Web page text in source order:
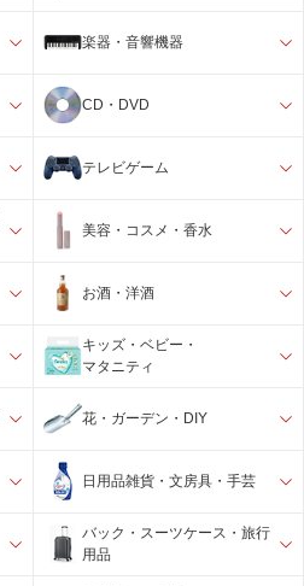
楽器・音響機器
CD・DVD
テレビゲーム
美容・コスメ・香水
お酒・洋酒
キッズ・ベビー・
マタニティ
花・ガーデン・DIY
日用品雑貨・文房具・手芸
バック・スーツケース・旅行
用品